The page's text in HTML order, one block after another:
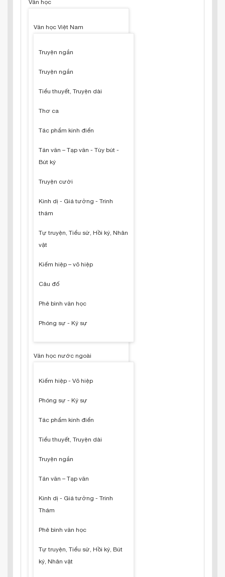
Văn học
Văn học Việt Nam
Truyện ngắn
Truyện ngắn
Tiểu thuyết, Truyện dài
Thơ ca
Tác phẩm kinh điển
Tản văn – Tạp văn - Tùy bút -
Bút ký
Truyện cười
Kinh dị - Giả tưởng - Trinh
thám
Tự truyện, Tiểu sử, Hồi ký, Nhân
vật
Kiếm hiệp – võ hiệp
Câu đố
Phê bình văn học
Phóng sự - Ký sự
Văn học nước ngoài
Kiếm hiệp - Võ hiệp
Phóng sự - Ký sự
Tác phẩm kinh điển
Tiểu thuyết, Truyện dài
Truyện ngắn
Tản văn – Tạp văn
Kinh dị - Giả tưởng - Trinh
Thám
Phê bình văn học
Tự truyện, Tiểu sử, Hồi ký, Bút
ký, Nhân vật